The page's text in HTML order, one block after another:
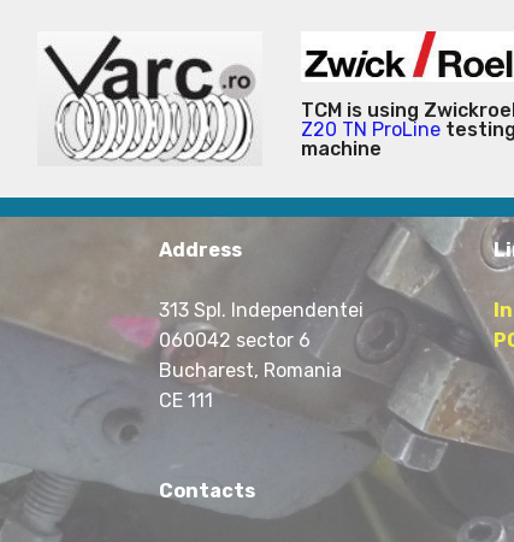
TCM is using Zwickroell
Z20 TN ProLine testing
machine
Address
313 Spl. Independentei
060042 sector 6
Bucharest, Romania
CE 111
Contacts